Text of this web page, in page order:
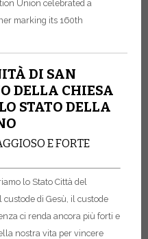
Union celebrated a
marking its 160th
DI SAN
DELLA CHIESA
STATO DELLA
E FORTE
lo Stato Città del
custode di Gesù, il custode
ci renda ancora più forti e
nostra vita per vincere